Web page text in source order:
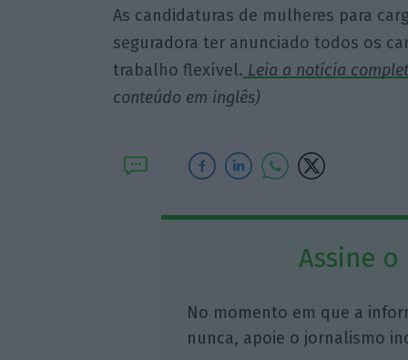
As candidaturas de mulheres para
seguradora ter anunciado todos os
trabalho flexível. Leia a notícia
conteúdo em inglês)
Assine o
No momento em que a
nunca, apoie o jornalismo